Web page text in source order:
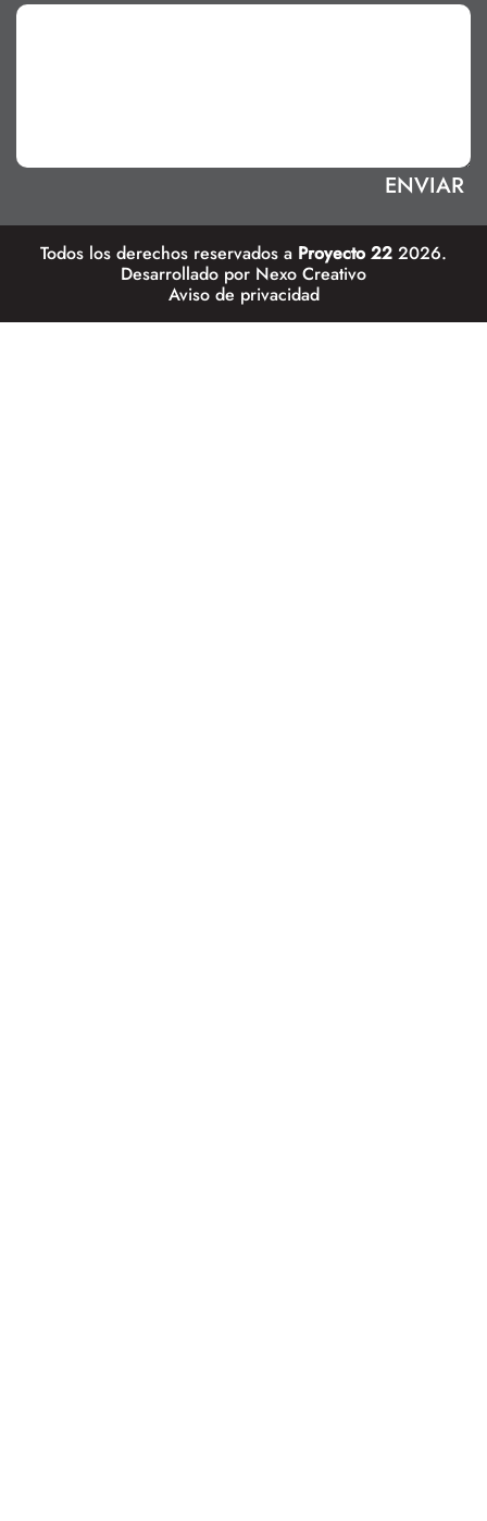
Todos los derechos reservados a Proyecto 22 2026.
Desarrollado por Nexo Creativo
Aviso de privacidad